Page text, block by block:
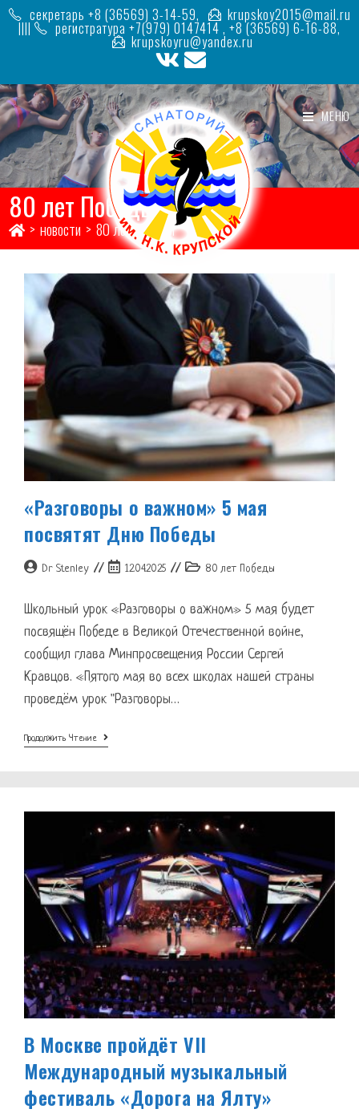
Перейти
содержимому
секретарь +8 (36569) 3-14-59, krupskoy2015@mail.ru
|||| регистратура +7(979) 0147414 , +8 (36569) 6-16-88,
krupskoyru@yandex.ru
МЕНЮ
80 лет Победы
> новости > 80 лет победы
«Разговоры о важном» 5 мая
посвятят Дню Победы
АвторDr Stenley
Запись12.04.2025
Рубрика80 лет Победы
Школьный урок «Разговоры о важном» 5 мая будет
посвящён Победе в Великой Отечественной войне,
сообщил глава Минпросвещения России Сергей
Кравцов. «Пятого мая во всех школах нашей страны
проведём урок "Разговоры…
Продолжить Чтение«Разговоры
О
Дню
Победы
В Москве пройдёт VII
Международный музыкальный
фестиваль «Дорога на Ялту»